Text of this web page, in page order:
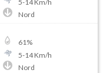
5-14Km/h
Nord
61%
5-14Km/h
Nord